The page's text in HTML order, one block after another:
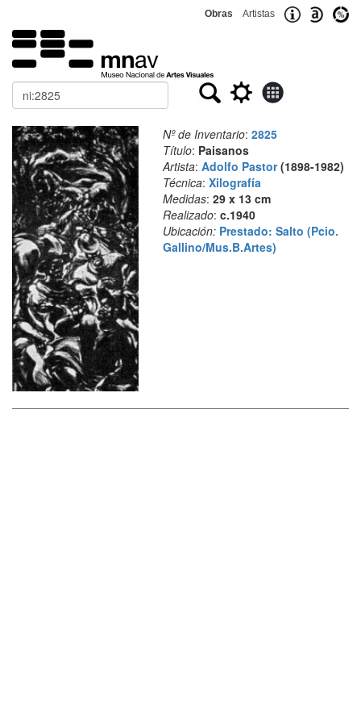
Obras Artistas
Buscar
Nº de Inventario: 2825
Título: Paisanos
Artista: Adolfo Pastor(1898-1982)
Técnica: Xilografía
Medidas: 29 x 13 cm
Realizado: c.1940
Ubicación: Prestado: Salto (Pcio.
Gallino/Mus.B.Artes)